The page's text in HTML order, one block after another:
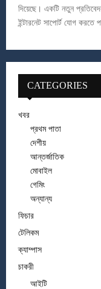
দিয়েছে। একটি নতুন
ইন্টারনেট সাপোর্ট যোগ করতে
CATEGORIES
খবর
প্রথম পাতা
দেশীয়
আন্তর্জাতিক
মোবাইল
গেমিং
অন্যান্য
ফিচার
টেলিকম
ক্যাম্পাস
চাকরী
আইটি